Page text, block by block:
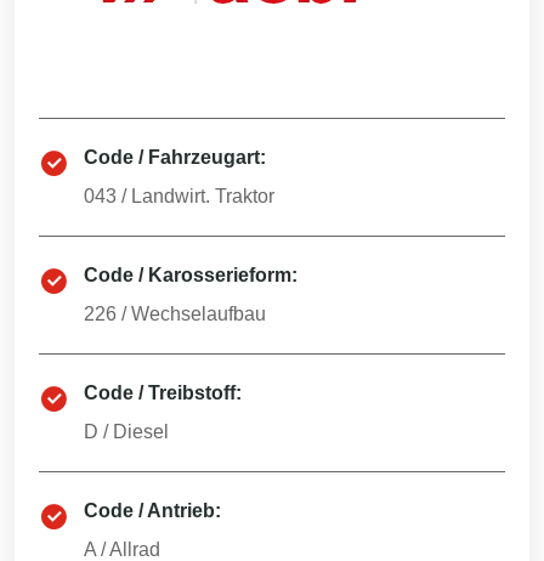
Code / Fahrzeugart:
043 / Landwirt. Traktor
Code / Karosserieform:
226 /Wechselaufbau
Code / Treibstoff:
D / Diesel
Code / Antrieb:
A /Allrad